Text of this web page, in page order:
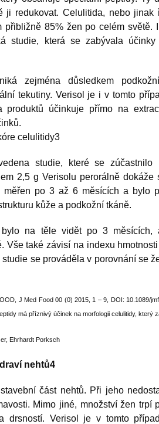
ji redukovat. Celulitida, nebo jinak
přibližně 85% žen po celém světě.
studie, která se zabývala
zejména důsledkem
tekutiny. Verisol je i v tomto
produktů účinkuje přímo na
celulitidy3
studie, které se
2,5 g Verisolu perorálně dokáže
po 3 až 6 měsících a bylo
kůže a podkožní tkáně.
bylo na těle vidět po 3
Vše také závisí na indexu
se prováděla v porovnání se
J Med Food 00 (0) 2015, 1 – 9, DOI: 10.1089/
má příznivý účinek na morfologii celulitidy, který
Ehrhardt Porksch
nehtů4
část nehtů. Při jeho
Mimo jiné, množství žen trpí
drsností. Verisol je v tomto